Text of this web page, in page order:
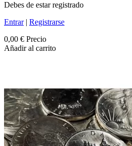
Debes de estar registrado
Entrar| Registrarse
0,00 € Precio
Añadir al carrito